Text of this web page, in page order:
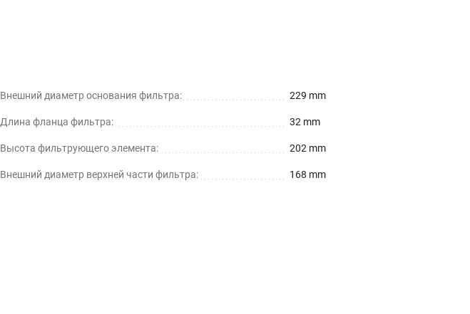
Внешний диаметр основания фильтра: 229 mm
Длина фланца фильтра: 32 mm
Высота фильтрующего элемента: 202 mm
Внешний диаметр верхней части фильтра: 168 mm